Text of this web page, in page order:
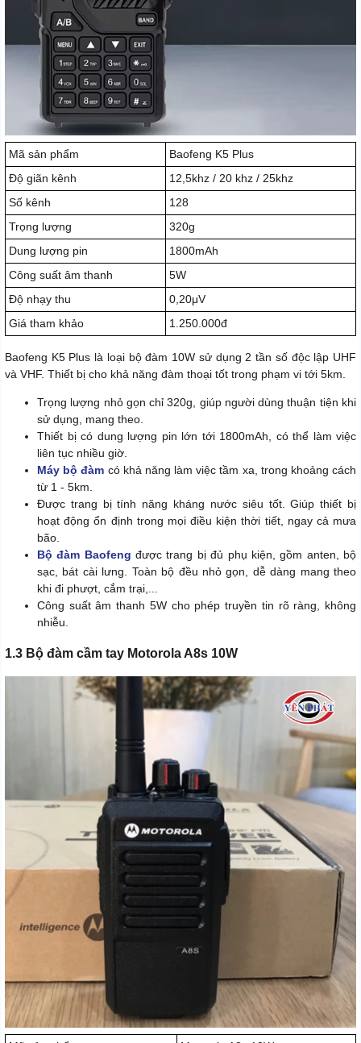
Mã sản phẩm
Baofeng K5 Plus
Độ giãn kênh
12,5khz / 20 khz / 25khz
Số kênh
128
Trọng lượng
320g
Dung lượng pin
1800mAh
Công suất âm thanh
5W
Độ nhạy thu
0,20μV
Giá tham khảo
1.250.000đ
Baofeng K5 Plus là loại bộ đàm 10W sử dụng 2 tần số độc lập UHF
và VHF. Thiết bị cho khả năng đàm thoại tốt trong phạm vi tới 5km.
Trọng lượng nhỏ gọn chỉ 320g, giúp người dùng thuận tiện khi
sử dụng, mang theo.
Thiết bị có dung lượng pin lớn tới 1800mAh, có thể làm việc
liên tục nhiều giờ.
Máy bộ đàm có khả năng làm việc tầm xa, trong khoảng cách
từ 1 - 5km.
Được trang bị tính năng kháng nước siêu tốt. Giúp thiết bị
hoạt động ổn định trong mọi điều kiện thời tiết, ngay cả mưa
bão.
Bộ đàm Baofeng được trang bị đủ phụ kiện, gồm anten, bộ
sạc, bát cài lưng. Toàn bộ đều nhỏ gọn, dễ dàng mang theo
khi đi phượt, cắm trại,...
Công suất âm thanh 5W cho phép truyền tin rõ ràng, không
nhiễu.
1.3 Bộ đàm cầm tay Motorola A8s 10W